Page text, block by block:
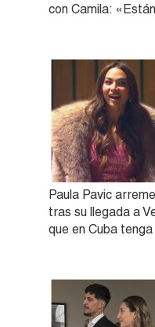
con Camila:
Paula Pavic
tras su llegada a
que en Cuba